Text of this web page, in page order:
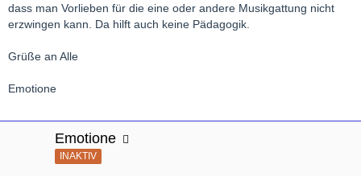
dass man Vorlieben für die eine oder andere Musikgattung nicht
erzwingen kann. Da hilft auch keine Pädagogik.
Grüße an Alle
Emotione
Emotione
INAKTIV